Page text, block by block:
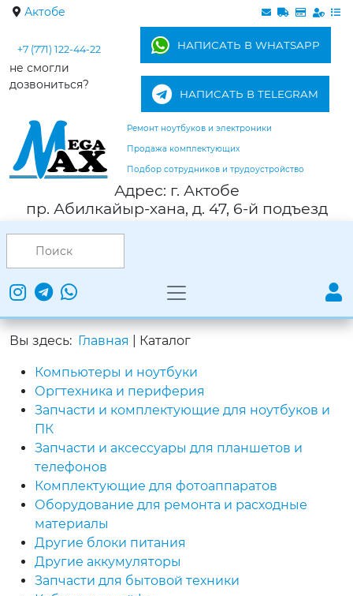
Актобе
+7 (771) 122-44-22
не смогли
дозвониться?
НАПИСАТЬ В WHATSAPP
НАПИСАТЬ В TELEGRAM
Ремонт ноутбуков и электроники
Продажа комплектующих
Подбор сотрудников и трудоустройство
Адрес: г. Актобе
пр. Абилкайыр-хана, д. 47, 6-й подъезд
Вы здесь: Главная Каталог
Компьютеры и ноутбуки
Оргтехника и периферия
Запчасти и комплектующие для ноутбуков и
ПК
Запчасти и аксессуары для планшетов и
телефонов
Комплектующие для фотоаппаратов
Оборудование для ремонта и расходные
материалы
Другие блоки питания
Другие аккумуляторы
Запчасти для бытовой техники